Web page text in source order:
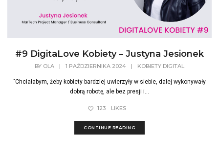
#9 DigitaLove Kobiety – Justyna Jesionek
BY OLA | 1 PAŹDZIERNIKA 2024 | KOBIETY DIGITAL
"Chciałabym, żeby kobiety bardziej uwierzyły w siebie, dalej wykonywały
dobrą robotę, ale bez presji i...
123 LIKES
CONTINUE READING